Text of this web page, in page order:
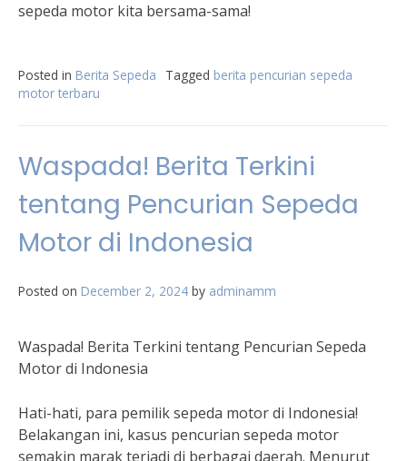
sepeda motor kita bersama-sama!
Posted in Berita Sepeda Tagged berita pencurian sepeda
motor terbaru
Waspada! Berita Terkini
tentang Pencurian Sepeda
Motor di Indonesia
Posted on December 2, 2024 by adminamm
Waspada! Berita Terkini tentang Pencurian Sepeda
Motor di Indonesia
Hati-hati, para pemilik sepeda motor di Indonesia!
Belakangan ini, kasus pencurian sepeda motor
semakin marak terjadi di berbagai daerah. Menurut